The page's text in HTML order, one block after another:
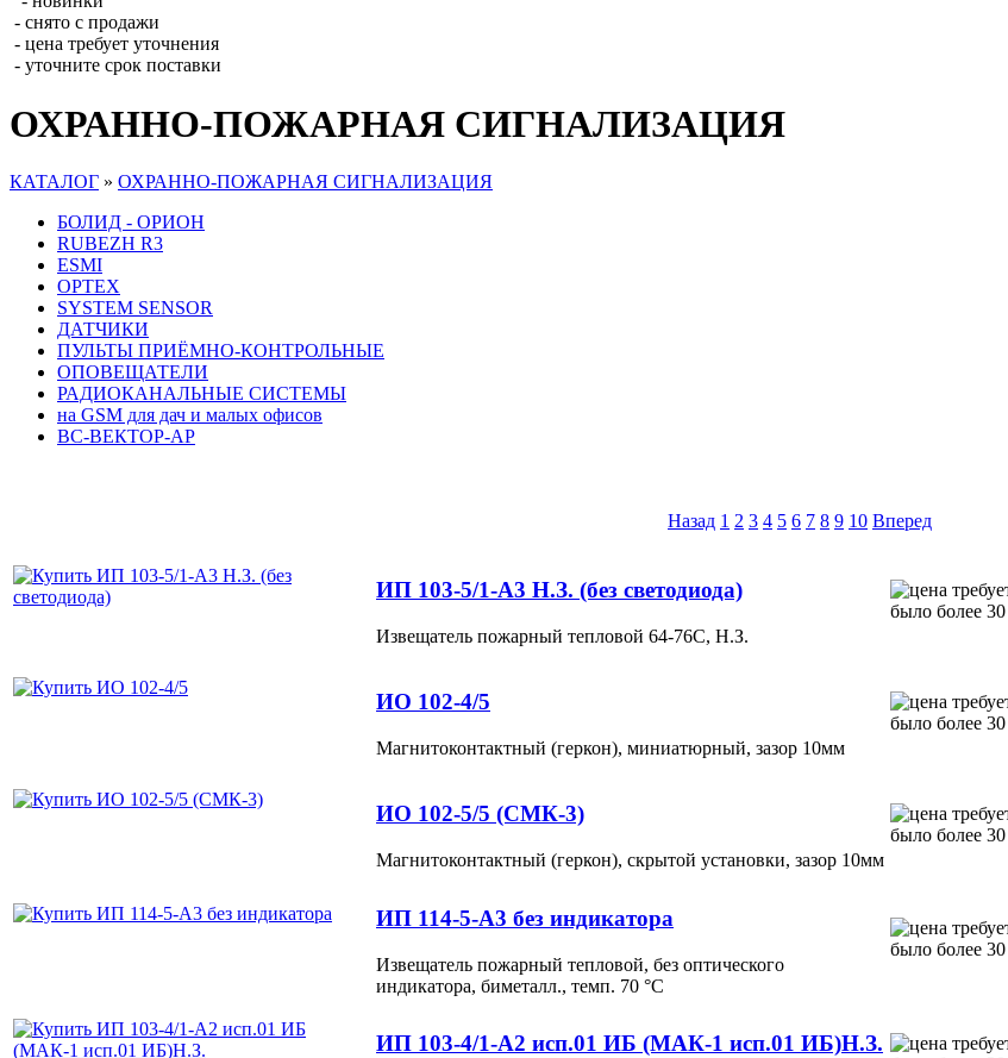
- снято с продажи
- цена требует уточнения
- уточните срок поставки
ОХРАННО-ПОЖАРНАЯ СИГНАЛИЗАЦИЯ
КАТАЛОГ » ОХРАННО-ПОЖАРНАЯ СИГНАЛИЗАЦИЯ
БОЛИД - ОРИОН
RUBEZH R3
ESMI
OPTEX
SYSTEM SENSOR
ДАТЧИКИ
ПУЛЬТЫ ПРИЁМНО-КОНТРОЛЬНЫЕ
ОПОВЕЩАТЕЛИ
РАДИОКАНАЛЬНЫЕ СИСТЕМЫ
на GSM для дач и малых офисов
ВС-ВЕКТОР-АР
Назад 1 2 3 4 5 6 7 8 9 10 Вперед
ИП 103-5/1-А3 Н.З. (без светодиода)
Извещатель пожарный тепловой 64-76С, Н.З.
ИО 102-4/5
Магнитоконтактный (геркон), миниатюрный, зазор 10мм
ИО 102-5/5 (СМК-3)
Магнитоконтактный (геркон), скрытой установки, зазор 10мм
ИП 114-5-А3 без индикатора
Извещатель пожарный тепловой, без оптического
индикатора, биметалл., темп. 70 °С
ИП 103-4/1-А2 исп.01 ИБ (МАК-1 исп.01 ИБ)Н.З.